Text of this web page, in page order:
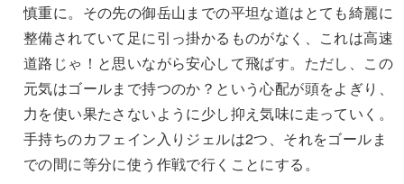
慎重に。その先の御岳山までの平坦な道はとても綺麗に
整備されていて足に引っ掛かるものがなく、これは高速
道路じゃ！と思いながら安心して飛ばす。ただし、この
元気はゴールまで持つのか？という心配が頭をよぎり、
力を使い果たさないように少し抑え気味に走っていく。
手持ちのカフェイン入りジェルは2つ、それをゴールま
での間に等分に使う作戦で行くことにする。